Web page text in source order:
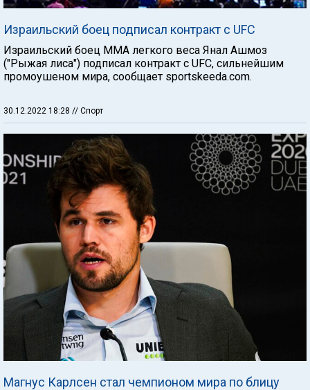
Израильский боец подписал контракт с UFC
Израильский боец ММА легкого веса Янал Ашмоз
("Рыжая лиса") подписал контракт с UFC, сильнейшим
промоушеном мира, сообщает sportskeeda.com.
30.12.2022 18:28 // Спорт
Магнус Карлсен стал чемпионом мира по блицу